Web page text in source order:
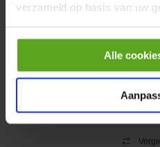
verzameld op basis van uw
Alle
−
Controleer voorraad